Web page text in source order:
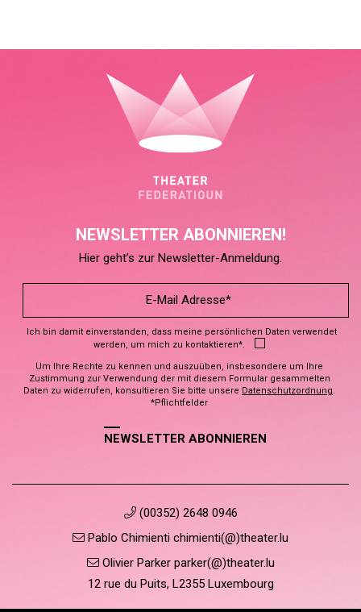
NEWSLETTER ABONNIEREN!
Hier geht’s zur Newsletter-Anmeldung.
Ich bin damit einverstanden, dass meine persönlichen Daten verwendet
werden, um mich zu kontaktieren*.
Um Ihre Rechte zu kennen und auszuüben, insbesondere um Ihre
Zustimmung zur Verwendung der mit diesem Formular gesammelten
Daten zu widerrufen, konsultieren Sie bitte unsere Datenschutzordnung.
*Pflichtfelder
NEWSLETTER ABONNIEREN
(00352) 2648 0946
Pablo Chimienti chimienti(@)theater.lu
Olivier Parker parker(@)theater.lu
12 rue du Puits, L2355 Luxembourg